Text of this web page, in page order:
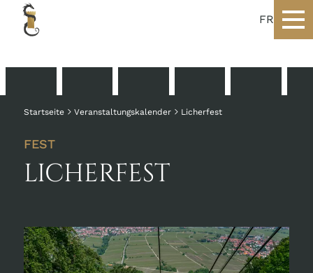
FR
Startseite Veranstaltungskalender Licherfest
FEST
LICHERFEST